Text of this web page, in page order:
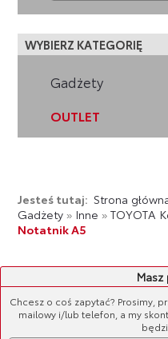
WYBIERZ KATEGORIĘ
Gadżety
OUTLET
Jesteś tutaj: Strona
Gadżety» Inne »TOYOTA
Notatnik A5
AYGOX NOTATNIKMasz
Chcesz o coś zapytać? Prosimy,
mailowy i/lub telefon, a my